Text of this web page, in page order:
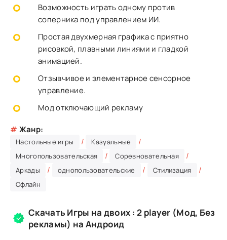
Возможность играть одному против
соперника под управлением ИИ.
Простая двухмерная графика с приятно
рисовкой, плавными линиями и гладкой
анимацией.
Отзывчивое и элементарное сенсорное
управление.
Мод отключающий рекламу
# Жанр:
Настольные игры / Казуальные /
Многопользовательская / Соревновательная /
Аркады / однопользовательские / Стилизация /
Офлайн
Скачать Игры на двоих : 2 player (Мод, Без
рекламы) на Андроид